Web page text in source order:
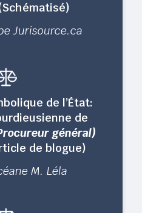
Jurisource.ca
de l’État:
de
général)
de blogue)
M. Léla